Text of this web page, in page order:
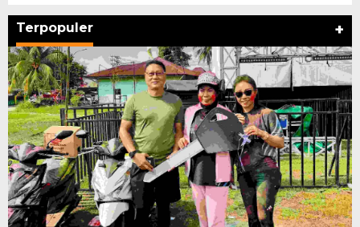
Terpopuler +